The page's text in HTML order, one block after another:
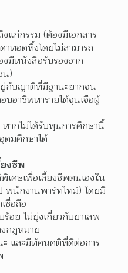
แก่กรรม (ต้องมีเอกสาร
ทอดทิ้งโดยไม่สามารถ
งมีหนังสือรับรองจาก
น)
กับญาติที่มีฐานะยากจน
บอาชีพหารายได้จุนเจือผู้
ากไม่ได้รับทุนการศึกษานี้
ดมศึกษาได้
งชีพ
เศษเพื่อเลี้ยงชีพตนเองใน
พนักงานพาร์ทไทม์) โดยมี
ชื่อถือ
อย ไม่ยุ่งเกี่ยวกับยาเสพ
กฎหมาย
และมีทัศนคติที่ดีต่อการ